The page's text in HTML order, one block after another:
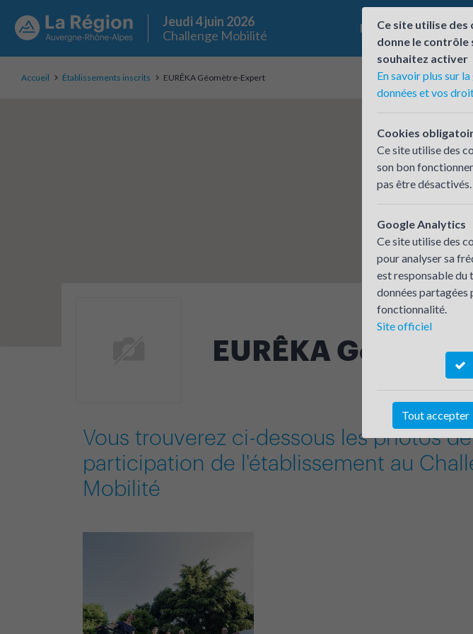
Jeudi 4 juin 2026
Challenge Mobilité
Le challenge Qui
Accueil Établissements inscrits EURÊKA Géomètre-Expert
EURÊKA
Vous trouverez ci-dessous les photos
participation de l'établissement au
Mobilité
Ce site utilise des
donne le contrôle
souhaitez activer
En savoir plus sur
données et vos
Cookies
Ce site utilise des
son bon
pas être désactivés.
Google Analytics
Ce site utilise des
pour analyser sa
est responsable du
données partagées
fonctionnalité.
Site officiel
Tout accepter